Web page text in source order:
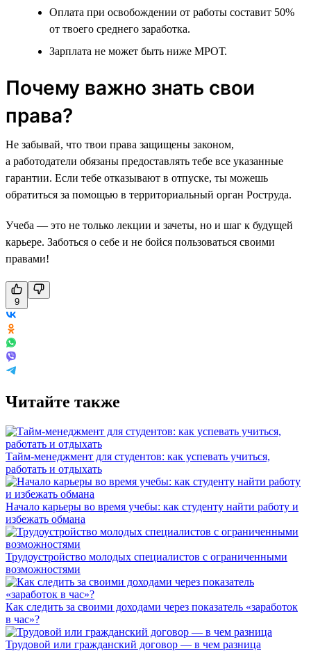
Оплата при освобождении от работы составит 50%
от твоего среднего заработка.
Зарплата не может быть ниже МРОТ.
Почему важно знать свои
права?
Не забывай, что твои права защищены законом,
а работодатели обязаны предоставлять тебе все указанные
гарантии. Если тебе отказывают в отпуске, ты можешь
обратиться за помощью в территориальный орган Роструда.
Учеба — это не только лекции и зачеты, но и шаг к будущей
карьере. Заботься о себе и не бойся пользоваться своими
правами!
9
Читайте также
Тайм-менеджмент для студентов: как успевать учиться,
работать и отдыхать
Начало карьеры во время учебы: как студенту найти работу и
избежать обмана
Трудоустройство молодых специалистов с ограниченными
возможностями
Как следить за своими доходами через показатель «заработок
в час»?
Трудовой или гражданский договор — в чем разница